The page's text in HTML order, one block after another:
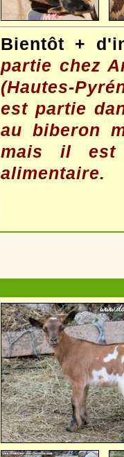
Bientôt +
partie chez
(Hautes-
est partie
au biberon
mais il est
alimentaire.